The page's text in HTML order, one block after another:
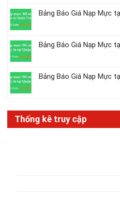
Bảng Báo Giá Nạp Mực
Bảng Báo Giá Nạp Mực
Bảng Báo Giá Nạp Mực
Thống kê truy cập